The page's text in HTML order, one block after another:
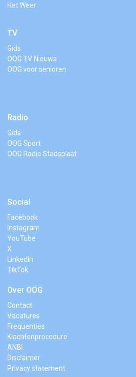
Het Weer
TV
Gids
OOG TV Nieuws
OOG voor senioren
Radio
Gids
OOG Sport
OOG Radio Stadsplaat
Social
Facebook
Instagram
YouTube
X
LinkedIn
TikTok
Over OOG
Contact
Vacatures
Frequenties
Klachtenprocedure
ANBI
Disclaimer
Privacy statement